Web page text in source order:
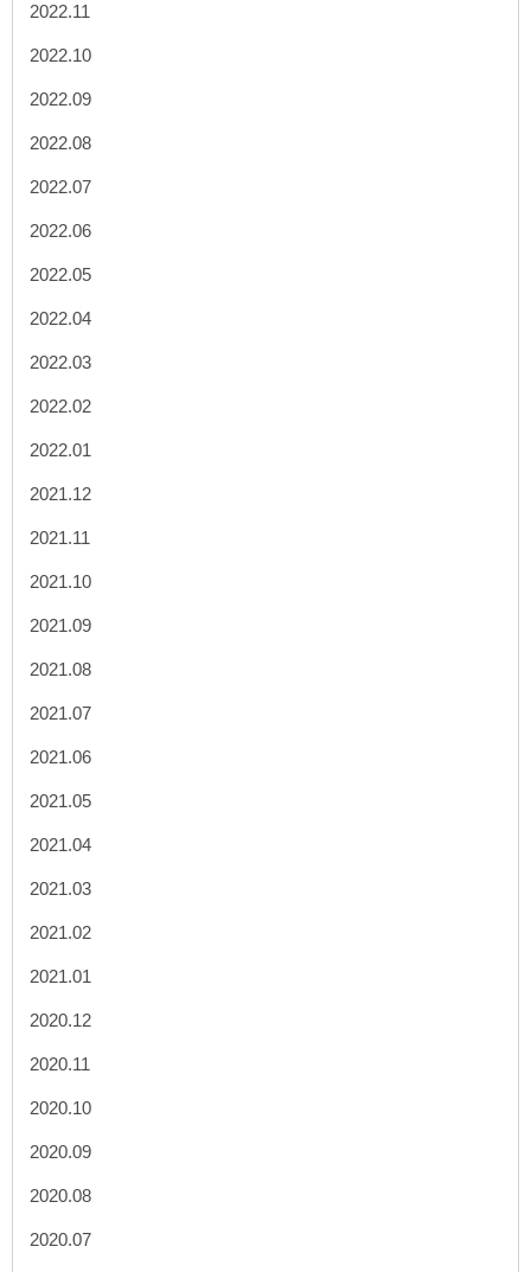
2022.11
2022.10
2022.09
2022.08
2022.07
2022.06
2022.05
2022.04
2022.03
2022.02
2022.01
2021.12
2021.11
2021.10
2021.09
2021.08
2021.07
2021.06
2021.05
2021.04
2021.03
2021.02
2021.01
2020.12
2020.11
2020.10
2020.09
2020.08
2020.07